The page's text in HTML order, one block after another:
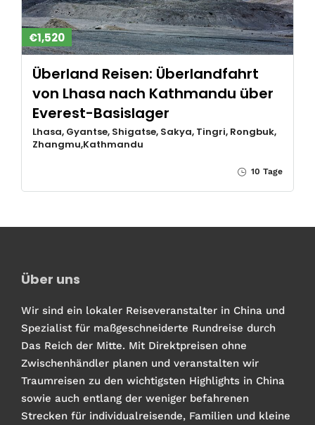
€1,520
Überland Reisen: Überlandfahrt
von Lhasa nach Kathmandu über
Everest-Basislager
Lhasa, Gyantse, Shigatse, Sakya, Tingri, Rongbuk,
Zhangmu,Kathmandu
10 Tage
Über uns
Wir sind ein lokaler Reiseveranstalter in China und
Spezialist für maßgeschneiderte Rundreise durch
Das Reich der Mitte. Mit Direktpreisen ohne
Zwischenhändler planen und veranstalten wir
Traumreisen zu den wichtigsten Highlights in China
sowie auch entlang der weniger befahrenen
Strecken für individualreisende, Familien und kleine